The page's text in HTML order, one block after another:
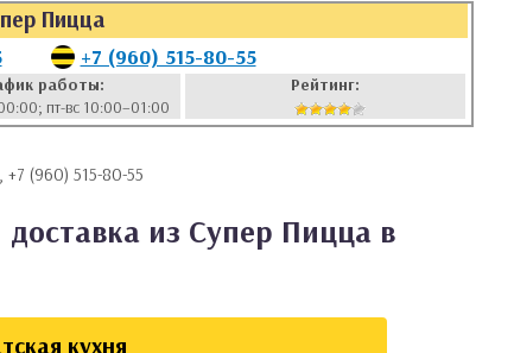
Пицца
+7 (960) 515-80-55
работы:
пт-вс 10:00–01:00
Рейтинг:
+7 (960) 515-80-55
доставка из Супер Пицца в
кухня